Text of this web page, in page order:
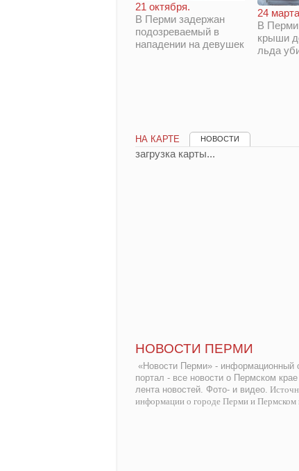
21 октября.
В Перми задержан
подозреваемый в
нападении на девушек
24
В
крыши
льда
НА КАРТЕ НОВОСТИ
загрузка карты...
НОВОСТИ ПЕРМИ
«Новости Перми» - информационный
портал - все новости о Пермском
лента новостей. Фото- и видео.
информации о городе Перми и Пермском